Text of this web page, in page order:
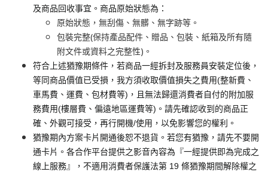
及商品回收事宜。商品原始狀態為：
原始狀態，無刮傷、無髒、無字跡等。
包裝完整(保持產品配件、贈品、包裝、紙箱及所有隨
附文件或資料之完整性)。
符合上述猶豫期條件，若商品一經拆封及服務員安裝定位後，
等同商品價值已受損，我方須收取價值損失之費用(整新費、
車馬費、運費、包材費等)，且無法歸還消費者自付的附加服
務費用(樓層費、偏遠地區運費等)。請先確認收到的商品正
確、外觀可接受，再行開機/使用，以免影響您的權利。
猶豫期內方案卡片開通後恕不退貨。若您有猶豫，請先不要開
通卡片。各合作平台提供之影音內容為『一經提供即為完成之
線上服務』，不適用消費者保護法第 19 條猶豫期間解除權之